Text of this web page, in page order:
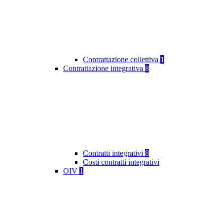
Contrattazione collettiva 1
Contrattazione integrativa 8
Contratti integrativi 8
Costi contratti integrativi
OIV 1